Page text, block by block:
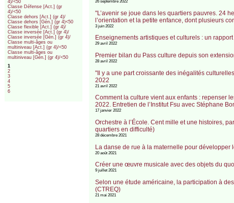
4)/<50
Classe Défense [Act.] (gr
4)/<50
Classe dehors [Act.] (gr 4)/
Classe dehors [Gén.] (gr 4)<50
Classe flexible [Act.] (gr 4)/
Classe inversée [Act.] (gr 4)/
Classe inversée [Gén.] (gr 4)/
Classe multi-âges ou
multiniveau [Act.] (gr 4)/<50
Classe multi-âges ou
multiniveau [Gén.] (gr 4)/<50
1
2
3
4
5
6
26 septembre 2022
"L’avenir se joue dans les quartiers pauvres. 24
l’orientation et la petite enfance, dont plusieurs
3 juin 2022
Enseignements artistiques et culturels : un
29 avril 2022
Premier bilan du Pass culture depuis son
28 avril 2022
"Il y a une part croissante des inégalités
2022
21 avril 2022
Comment la culture vient aux enfants : repenser
2022. Entretien de l’Institut Fsu avec Stéphane
17 janvier 2022
Orchestre à l’École. Cent mille et une histoires,
quartiers en difficulté)
28 décembre 2021
La danse de rue à la maternelle pour développer
20 août 2021
Créer une œuvre musicale avec des objets du
9 juillet 2021
Selon une étude américaine, la participation à
(CTREQ)
21 mai 2021